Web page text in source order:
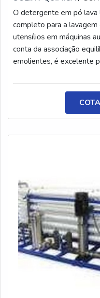
O detergente em pó lava
completo para a
utensílios em máquinas
conta da associação
emolientes, é excelente
sendo fundamental para
salientar que o
potencializam o produto
mesmo tempo, lavam as
perfeição.DETALHES
o dia a dia. É importante
apresentar uma
caso. Para cada
diferentes. Por conta
a correta leitura do
proporciona uma
higienização de:
a lavagem de
bandejas;Utensílios de